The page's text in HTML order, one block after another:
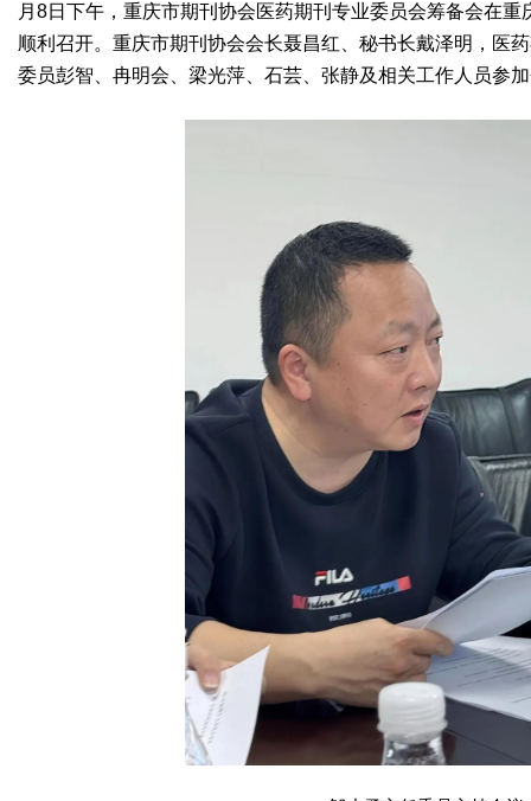
月8日下午，重庆市期刊协会医药期刊专业委员会筹备会在
顺利召开。重庆市期刊协会会长聂昌红、秘书长戴泽明，医
委员彭智、冉明会、梁光萍、石芸、张静及相关工作人员参